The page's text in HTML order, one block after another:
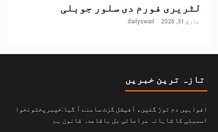
لٹریری فورم دی سلور جوبلی
مارچ 31, 2026 dailyswail
تازہ ترین خبریں
افواہیں دم توڑ گئیں، آفیشل گزٹ سامنے آ گیا:خیبرپختونخوا
اسمبلی کا شاہانہ مراعاتی بل باقاعدہ قانون ہے